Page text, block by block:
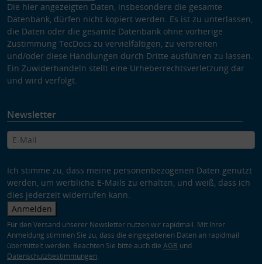
Die hier angezeigten Daten, insbesondere die gesamte
Datenbank, dürfen nicht kopiert werden. Es ist zu unterlassen,
die Daten oder die gesamte Datenbank ohne vorherige
Zustimmung TecDocs zu vervielfältigen, zu verbreiten
und/oder diese Handlungen durch Dritte ausführen zu lassen.
Ein Zuwiderhandeln stellt eine Urheberrechtsverletzung dar
und wird verfolgt.
Newsletter
Ich stimme zu, dass meine personenbezogenen Daten genutzt
werden, um werbliche E-Mails zu erhalten, und weiß, dass ich
dies jederzeit widerrufen kann.
Anmelden
Für den Versand unserer Newsletter nutzen wir rapidmail. Mit Ihrer
Anmeldung stimmen Sie zu, dass die eingegebenen Daten an rapidmail
übermittelt werden. Beachten Sie bitte auch die AGB und
Datenschutzbestimmungen.